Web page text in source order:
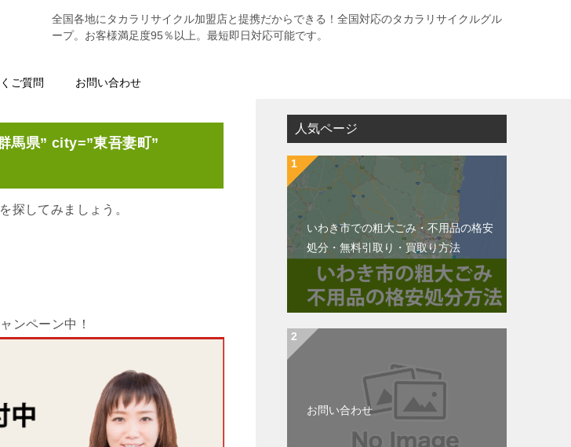
全国各地にタカラリサイクル加盟店と提携だからできる！全国対応のタカラリサイクルグル
ープ。お客様満足度95％以上。最短即日対応可能です。
ご質問 お問い合わせ
県” city=”東吾妻町”
探してみましょう。
ンペーン中！
人気ページ
いわき市での粗大ごみ・不用品の格安
処分・無料引取り・買取り方法
お問い合わせ